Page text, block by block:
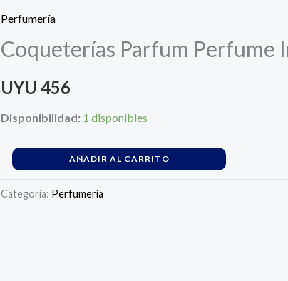
Perfumería
Coqueterías Parfum Perfume
UYU 456
Disponibilidad: 1 disponibles
Parfum
Infantil
Ml
cantidad
AÑADIR AL CARRITO
Categoría: Perfumería